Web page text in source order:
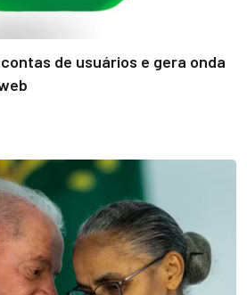
de usuários e gera onda